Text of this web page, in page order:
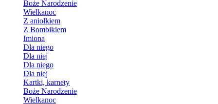
Boże Narodzenie
Wielkanoc
Z aniołkiem
Z Bombikiem
Imiona
Dla niego
Dla niej
Dla niego
Dla niej
Kartki, karnety
Boże Narodzenie
Wielkanoc